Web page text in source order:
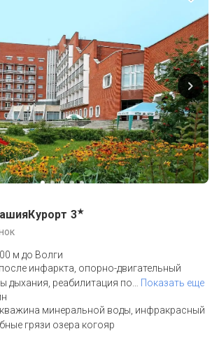
3★
м до Волги
инфаркта, опорно-двигательный
дыхания, реабилитация по… Показать еще
минеральной воды, инфракрасный
грязи озера когояр